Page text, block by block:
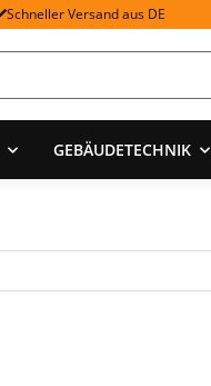
Schneller Versand aus DE
GEBÄUDETECHNIK